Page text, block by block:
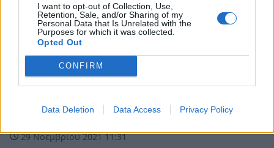
I want to opt-out of Collection, Use,
Retention, Sale, and/or Sharing of my
Personal Data that Is Unrelated with the
Purposes for which it was collected.
Opted Out
CONFIRM
Data Deletion Data Access Privacy Policy
Αστυνομικά
O αγαπημένος τραγουδιστής Θέμης
του σε τροχαίο!
29 Νοεμβρίου 2021 11:31